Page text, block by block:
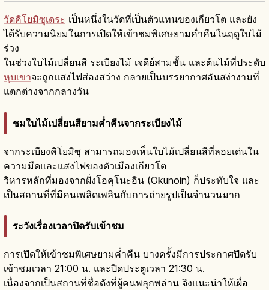
วัดคิโยมิซุเดระ เป็นหนึ่งในวัดที่เป็นตัวแทนของเกียวโต และยัง
ได้รับความนิยมในการเปิดให้เข้าชมพิเศษยามค่ำคืนในฤดูใบไม้
ร่วง
ในช่วงใบไม้เปลี่ยนสี ระเบียงไม้ เจดีย์สามชั้น และต้นไม้ที่ประดับ
หุบเขาจะถูกแสงไฟส่องสว่าง กลายเป็นบรรยากาศอันสง่างามที่
แตกต่างจากกลางวัน
ชมใบไม้เปลี่ยนสียามค่ำคืนจากระเบียงไม้
จากระเบียงคิโยมิซุ สามารถมองเห็นใบไม้เปลี่ยนสีที่ลอยเด่นใน
ความมืดและแสงไฟของตัวเมืองเกียวโต
วิหารหลักที่มองจากฝั่งโอคุโนะอิน (Okunoin) ก็ประทับใจ และ
เป็นสถานที่ที่มีคนเพลิดเพลินกับการถ่ายรูปเป็นจำนวนมาก
ระวังเรื่องเวลาปิดรับเข้าชม
การเปิดให้เข้าชมพิเศษยามค่ำคืน บางครั้งมีการประกาศปิดรับ
เข้าชมเวลา 21:00 น. และปิดประตูเวลา 21:30 น.
เนื่องจากเป็นสถานที่ชื่อดังที่ผู้คนพลุกพล่าน จึงแนะนำให้เผื่อ